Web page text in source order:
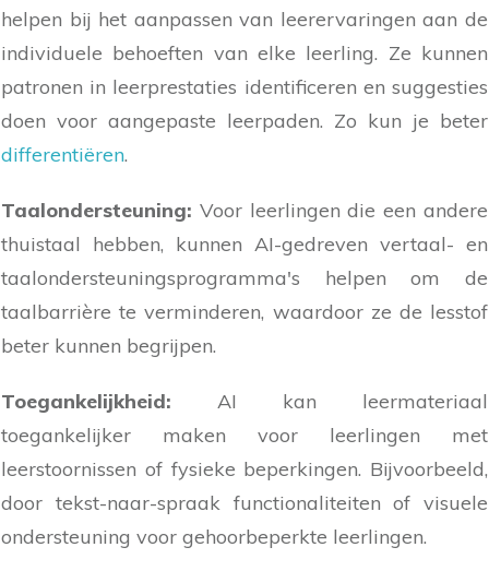
helpen bij het aanpassen van leerervaringen aan de
individuele behoeften van elke leerling. Ze kunnen
patronen in leerprestaties identificeren en suggesties
doen voor aangepaste leerpaden. Zo kun je beter
differentiëren.
Taalondersteuning: Voor leerlingen die een andere
thuistaal hebben, kunnen AI-gedreven vertaal- en
taalondersteuningsprogramma's helpen om de
taalbarrière te verminderen, waardoor ze de lesstof
beter kunnen begrijpen.
Toegankelijkheid: AI kan leermateriaal
toegankelijker maken voor leerlingen met
leerstoornissen of fysieke beperkingen. Bijvoorbeeld,
door tekst-naar-spraak functionaliteiten of visuele
ondersteuning voor gehoorbeperkte leerlingen.